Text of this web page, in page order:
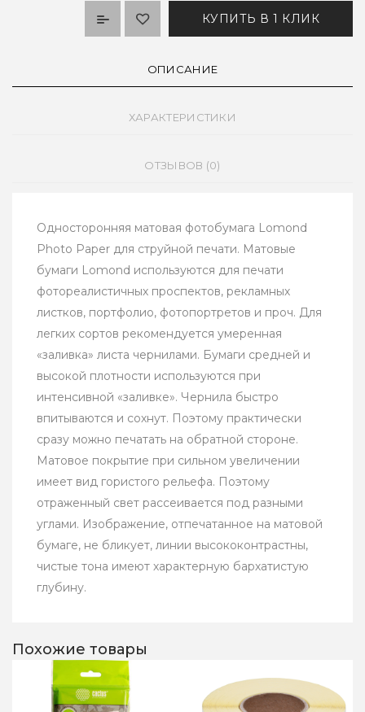
КУПИТЬ В 1 КЛИК
ОПИСАНИЕ
ХАРАКТЕРИСТИКИ
ОТЗЫВОВ (0)
Односторонняя матовая фотобумага Lomond
Photo Paper для струйной печати. Матовые
бумаги Lomond используются для печати
фотореалистичных проспектов, рекламных
листков, портфолио, фотопортретов и проч. Для
легких сортов рекомендуется умеренная
«заливка» листа чернилами. Бумаги средней и
высокой плотности используются при
интенсивной «заливке». Чернила быстро
впитываются и сохнут. Поэтому практически
сразу можно печатать на обратной стороне.
Матовое покрытие при сильном увеличении
имеет вид гористого рельефа. Поэтому
отраженный свет рассеивается под разными
углами. Изображение, отпечатанное на матовой
бумаге, не бликует, линии высококонтрастны,
чистые тона имеют характерную бархатистую
глубину.
Похожие товары